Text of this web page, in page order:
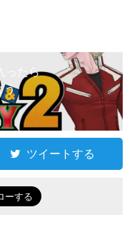
ったら
う
ツイートする